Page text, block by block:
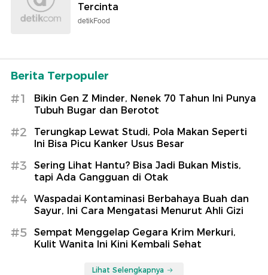
Tercinta
detikFood
Berita Terpopuler
#1
Bikin Gen Z Minder, Nenek 70 Tahun Ini Punya
Tubuh Bugar dan Berotot
#2
Terungkap Lewat Studi, Pola Makan Seperti
Ini Bisa Picu Kanker Usus Besar
#3
Sering Lihat Hantu? Bisa Jadi Bukan Mistis,
tapi Ada Gangguan di Otak
#4
Waspadai Kontaminasi Berbahaya Buah dan
Sayur, Ini Cara Mengatasi Menurut Ahli Gizi
#5
Sempat Menggelap Gegara Krim Merkuri,
Kulit Wanita Ini Kini Kembali Sehat
Lihat Selengkapnya